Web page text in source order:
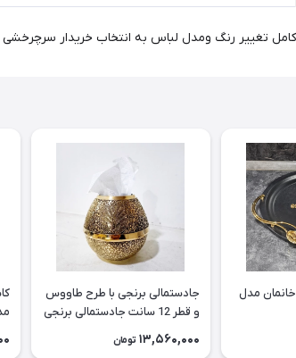
مدل
جادستمالی برنجی با طرح طاووس
و قطر 12 سانت جادستمالی برنجی
جا دستمال برنجی جادستمالی برنز
مناسب استفاده دائم وقابل
13,560,000 تومان
مدل